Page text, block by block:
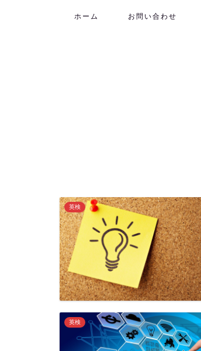
ホーム お問い合わせ
英検
英検